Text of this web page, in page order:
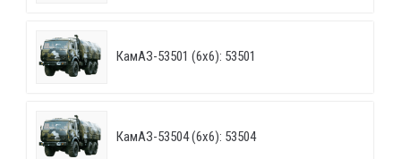
КамАЗ-53501 (6х6): 53501
КамАЗ-53504 (6х6): 53504